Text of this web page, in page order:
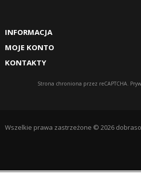
INFORMACJA
MOJE KONTO
KONTAKTY
Strona chroniona przez reCAPTCHA.
Wszelkie prawa zastrzeżone © 2026